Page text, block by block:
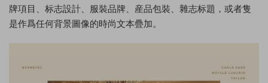
牌項目、标志設計、服裝品牌、産品包裝、雜志标題，或者隻
是作爲任何背景圖像的時尚文本疊加。